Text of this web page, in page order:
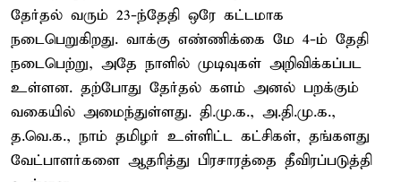
தேர்தல் வரும் 23-ந்தேதி ஒரே கட்டமாக
நடைபெறுகிறது. வாக்கு எண்ணிக்கை மே 4-ம் தேதி
நடைபெற்று, அதே நாளில் முடிவுகள் அறிவிக்கப்பட
உள்ளன. தற்போது தேர்தல் களம் அனல் பறக்கும்
வகையில் அமைந்துள்ளது. தி.மு.க., அ.தி.மு.க.,
த.வெ.க., நாம் தமிழர் உள்ளிட்ட கட்சிகள், தங்களது
வேட்பாளர்களை ஆதரித்து பிரசாரத்தை தீவிரப்படுத்தி